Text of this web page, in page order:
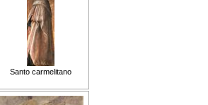
Santo carmelitano